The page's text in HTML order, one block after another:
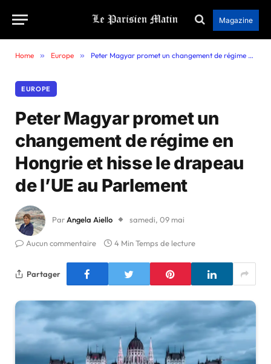
Magazine
Home » Europe » Peter Magyar promet un changement de régime en Hongrie et hisse le drapeau de l’UE au Parlement
EUROPE
Peter Magyar promet un
changement de régime en
Hongrie et hisse le drapeau
de l’UE au Parlement
Par Angela Aiello samedi, 09 mai
Aucun commentaire 4 Min Temps de lecture
Partager